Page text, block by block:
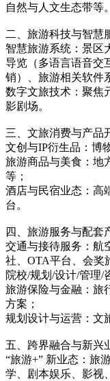
自然与人文生态带等。
二、旅游科技与智慧
智慧旅游系统：景区
导览（多语言语音交
销）、旅游相关软件
数字文旅技术：聚焦
影剧场。
三、文旅消费与产品
文创与IP衍生品：博
旅游商品与美食：地
等；
酒店与民宿业态：高
台。
四、旅游服务与配套
交通与接待服务：航
社、OTA平台、会奖
院校/规划/设计/管理/
旅游保险与金融：旅
方案；
规划设计与运营：文
五、跨界融合与新兴
“旅游+” 新业态：旅
学、剧本娱乐、影视